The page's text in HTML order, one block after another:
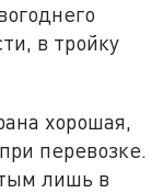
в тройку
хорошая,
перевозке.
лишь в